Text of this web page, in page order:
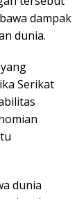
dampak
dunia.
Serikat
dunia